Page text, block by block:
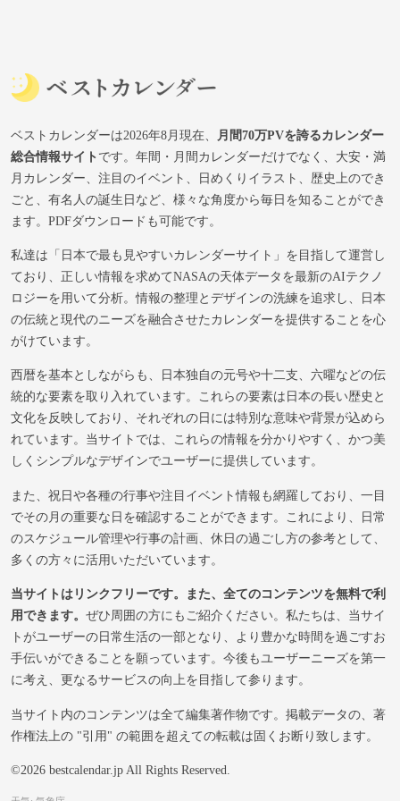
ベストカレンダーは2026年8月現在、
月間70万PVを誇るカレンダー
総合情報サイトです。年間・月間カレンダーだけでなく、大安・満
月カレンダー、注目のイベント、日めくりイラスト、歴史上のでき
ごと、有名人の誕生日など、様々な角度から毎日を知ることができ
ます。PDFダウンロードも可能です。
私達は「日本で最も見やすいカレンダーサイト」を目指して運営し
ており、正しい情報を求めてNASAの天体データを最新のAIテクノ
ロジーを用いて分析。情報の整理とデザインの洗練を追求し、日本
の伝統と現代のニーズを融合させたカレンダーを提供することを心
がけています。
西暦を基本としながらも、日本独自の元号や十二支、六曜などの伝
統的な要素を取り入れています。これらの要素は日本の長い歴史と
文化を反映しており、それぞれの日には特別な意味や背景が込めら
れています。当サイトでは、これらの情報を分かりやすく、かつ美
しくシンプルなデザインでユーザーに提供しています。
また、祝日や各種の行事や注目イベント情報も網羅しており、一目
でその月の重要な日を確認することができます。これにより、日常
のスケジュール管理や行事の計画、休日の過ごし方の参考として、
多くの方々に活用いただいています。
当サイトはリンクフリーです。また、全てのコンテンツを無料で利
用できます。 ぜひ周囲の方にもご紹介ください。私たちは、当サイ
トがユーザーの日常生活の一部となり、より豊かな時間を過ごすお
手伝いができることを願っています。今後もユーザーニーズを第一
に考え、更なるサービスの向上を目指して参ります。
当サイト内のコンテンツは全て編集著作物です。掲載データの、著
作権法上の "引用" の範囲を超えての転載は固くお断り致します。
©2026 bestcalendar.jp All Rights Reserved.